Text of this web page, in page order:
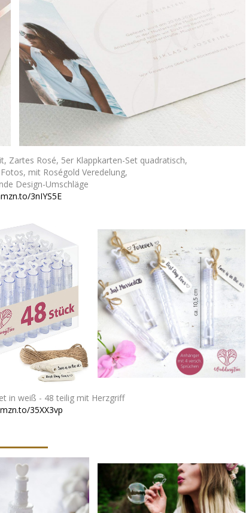
Zartes Rosé, 5er Klappkarten-Set quadratisch,
mit Roségold Veredelung,
Design-Umschläge
3nIYS5E
in weiß - 48 teilig mit Herzgriff
35XX3vp